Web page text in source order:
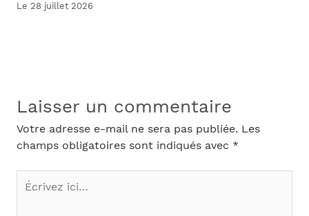
Le 28 juillet 2026
Laisser un commentaire
Votre adresse e-mail ne sera pas publiée. Les
champs obligatoires sont indiqués avec *
Écrivez
ici…